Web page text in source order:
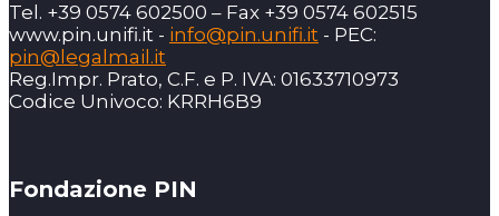
Tel. +39 0574 602500 – Fax +39 0574 602515
www.pin.unifi.it - info@pin.unifi.it - PEC:
pin@legalmail.it
Reg.Impr. Prato, C.F. e P. IVA: 01633710973
Codice Univoco: KRRH6B9
Fondazione PIN